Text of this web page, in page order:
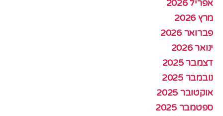
אפריל 2026
מרץ 2026
פברואר 2026
ינואר 2026
דצמבר 2025
נובמבר 2025
אוקטובר 2025
ספטמבר 2025